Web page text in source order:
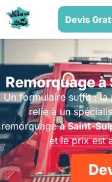
Devis
Remorquage
Un formulaire suffit : la
relie à un
remorquageà Saint-
et le prix est